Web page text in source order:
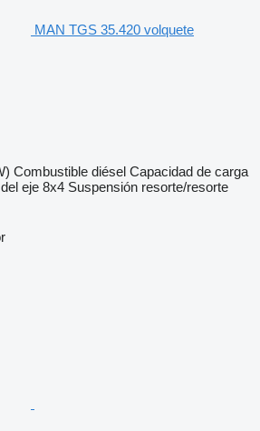
MAN TGS 35.420 volquete
Combustible diésel Capacidad de carga
eje 8x4 Suspensión resorte/resorte